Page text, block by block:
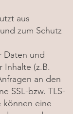
aus
zum Schutz
Daten und
Inhalte (z.B.
an den
SSL-bzw. TLS-
können eine